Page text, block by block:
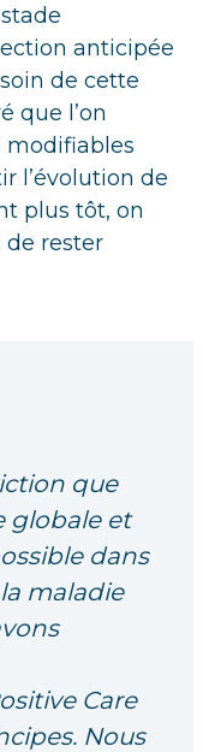
anticipée
de cette
que l’on
modifiables
l’évolution de
plus tôt, on
rester
que
globale et
dans
maladie
Care
Nous